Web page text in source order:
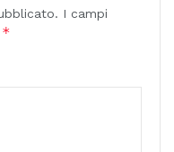
I campi
*